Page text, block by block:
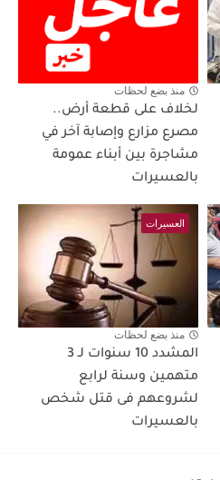
منذ بضع لحظات
لخلاف على قطعة أرض..
مصرع مزارع وإصابة آخر في
مشاجرة بين أبناء عمومة
بالعسيرات
العسيرات
منذ بضع لحظات
المشدد 10 سنوات لـ 3
متهمين وسنة لرابع
لشروعهم فى قتل شخص
بالعسيرات